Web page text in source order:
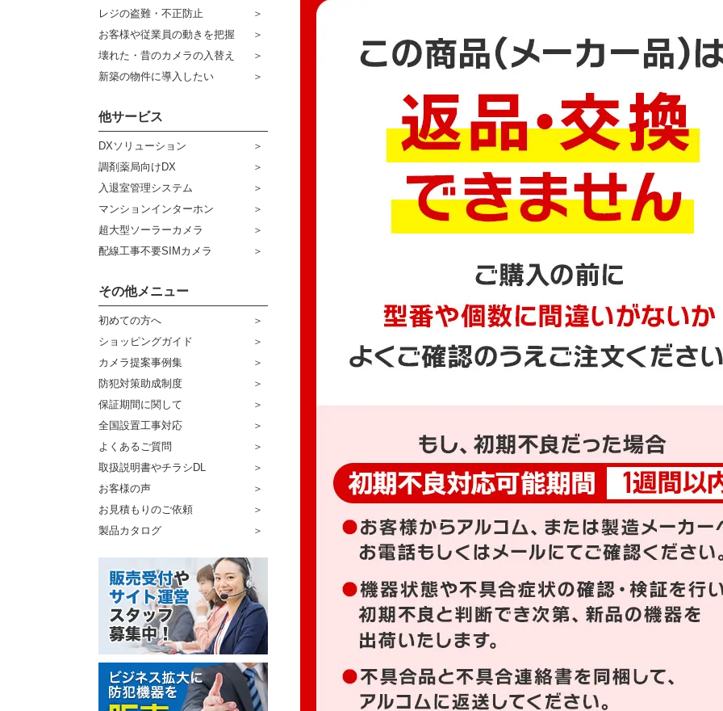
ケーブル
コネクター
その他周辺機器
センサーライト・アラーム
防犯ステッカー
宅配ボックス
販売終了商品
レジの盗難・不正防止
お客様や従業員の動きを把握
壊れた・昔のカメラの入替え
新築の物件に導入したい
他サービス
DXソリューション
調剤薬局向けDX
入退室管理システム
マンションインターホン
超大型ソーラーカメラ
配線工事不要SIMカメラ
その他メニュー
初めての方へ
ショッピングガイド
カメラ提案事例集
防犯対策助成制度
保証期間に関して
全国設置工事対応
よくあるご質問
取扱説明書やチラシDL
お客様の声
お見積もりのご依頼
製品カタログ